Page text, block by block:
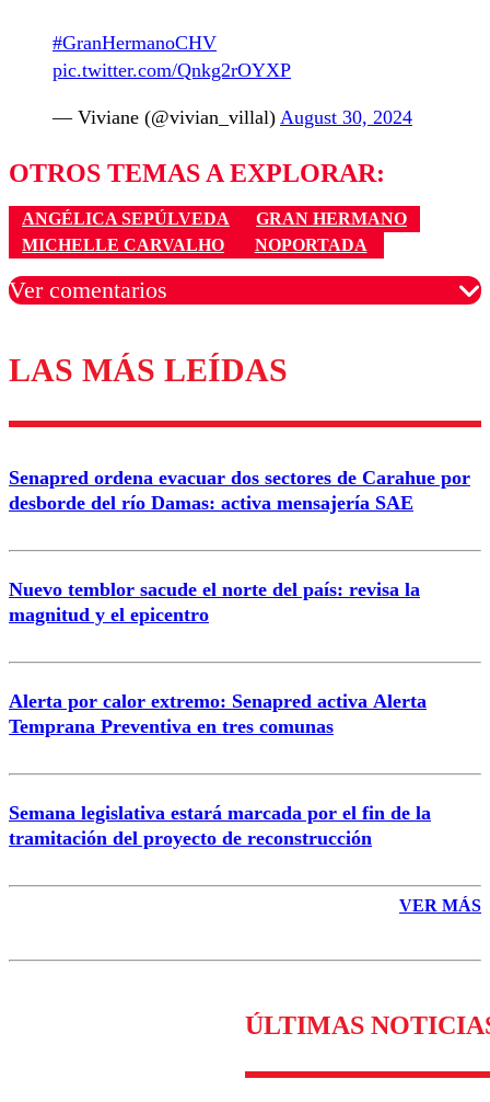
#GranHermanoCHV
pic.twitter.com/Qnkg2rOYXP
— Viviane (@vivian_villal) August 30, 2024
OTROS TEMAS A EXPLORAR:
ANGÉLICA SEPÚLVEDA
GRAN HERMANO
MICHELLE CARVALHO
NOPORTADA
Ver comentarios
Los comentarios son moderados para garantizar un
diálogo respetuoso.
Correo
LAS MÁS LEÍDAS
Senapred ordena evacuar dos sectores de Carahue por
desborde del río Damas: activa mensajería SAE
Nuevo temblor sacude el norte del país: revisa la
magnitud y el epicentro
Alerta por calor extremo: Senapred activa Alerta
Temprana Preventiva en tres comunas
Semana legislativa estará marcada por el fin de la
tramitación del proyecto de reconstrucción
VER MÁS
ÚLTIMAS